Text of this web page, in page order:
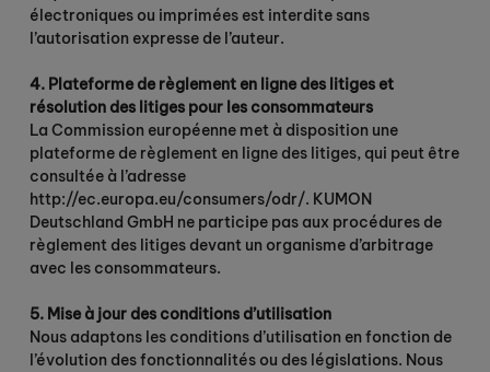
électroniques ou imprimées est interdite sans
l’autorisation expresse de l’auteur.
4. Plateforme de règlement en ligne des litiges et
résolution des litiges pour les consommateurs
La Commission européenne met à disposition une
plateforme de règlement en ligne des litiges, qui peut être
consultée à l’adresse
http://ec.europa.eu/consumers/odr/. KUMON
Deutschland GmbH ne participe pas aux procédures de
règlement des litiges devant un organisme d’arbitrage
avec les consommateurs.
5. Mise à jour des conditions d’utilisation
Nous adaptons les conditions d’utilisation en fonction de
l’évolution des fonctionnalités ou des législations. Nous